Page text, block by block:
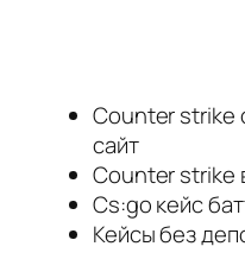
Counter strike
сайт
Counter strike
Cs:go кейс
Кейсы без